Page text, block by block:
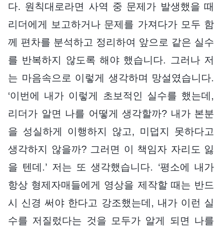
다. 원칙대로라면 사역 중 문제가 발생했을 때
리더에게 보고하거나 문제를 가져다가 모두 함
께 편차를 분석하고 정리하여 앞으로 같은 실수
를 반복하지 않도록 해야 했습니다. 그러나 저
는 마음속으로 이렇게 생각하며 망설였습니다.
‘이번에 내가 이렇게 초보적인 실수를 했는데,
리더가 알면 나를 어떻게 생각할까? 내가 본분
을 성실하게 이행하지 않고, 미덥지 못하다고
생각하지 않을까? 그러면 이 책임자 자리도 잃
을 텐데.’ 저는 또 생각했습니다. ‘평소에 내가
항상 형제자매들에게 영상을 제작할 때는 반드
시 신경 써야 한다고 강조했는데, 내가 이런 실
수를 저질렀다는 것을 모두가 알게 되면 나를